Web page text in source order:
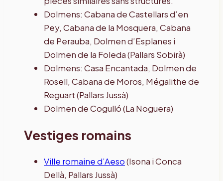
Dolmens: Cabana de Castellars d’en
Pey, Cabana de la Mosquera, Cabana
de Perauba, Dolmen d’Esplanes i
Dolmen de la Foleda (Pallars Sobirà)
Dolmens: Casa Encantada, Dolmen de
Rosell, Cabana de Moros, Mégalithe de
Reguart (Pallars Jussà)
Dolmen de Cogulló (La Noguera)
Vestiges romains
Ville romaine d’Aeso(Isona i Conca
Dellà, Pallars Jussà)